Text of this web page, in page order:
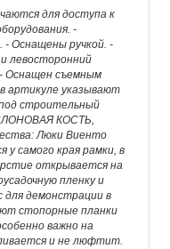
для доступа к
-
- Оснащены ручкой. -
левосторонний
Оснащен съемным
артикуле указывают
строительный
КОСТЬ,
Люки Виенто
у самого края рамки, в
открывается на
пленку и
для демонстрации в
стопорные планки
важно на
и не люфтит.